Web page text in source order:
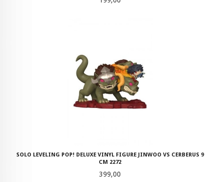
SOLO LEVELING POP! DELUXE VINYL FIGURE JINWOO VS CERBERUS 9
CM 2272
Pris
399,00